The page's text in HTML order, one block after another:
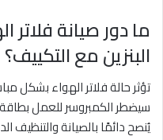
ما دور صيانة فلاتر
البنزين مع التكييف؟
تؤثر حالة فلاتر الهواء بشكل
سيضطر الكمبروسر للعمل بطاقة
يُنصح دائمًا بالصيانة والتنظيف